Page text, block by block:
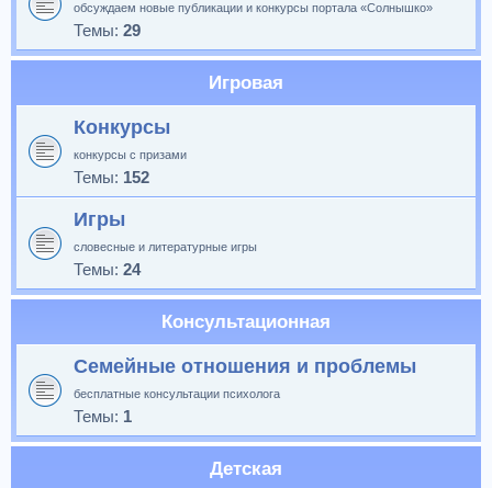
обсуждаем новые публикации и конкурсы портала «Солнышко»
Темы: 29
Игровая
Конкурсы
конкурсы с призами
Темы: 152
Игры
словесные и литературные игры
Темы: 24
Консультационная
Семейные отношения и проблемы
бесплатные консультации психолога
Темы: 1
Детская